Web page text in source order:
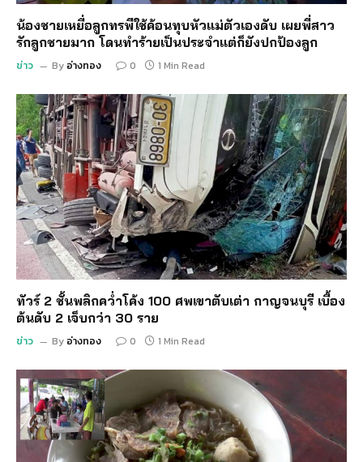
น้องชายเหยื่อลูกทรพีใช้ค้อนทุบหัวแม่ตัวเองดับ เผยพี่สาว
รักลูกชายมาก โดนทำร้ายเป็นประจำแต่ก็ยังปกป้องลูก
ข่าว By อ่างทอง 0 1 Min Read
ทัวร์ 2 ชั้นพลิกคว่ำโค้ง 100 ศพเขาตับเต่า กาญจนบุรี เบื้อง
ต้นดับ 2 เจ็บกว่า 30 ราย
ข่าว By อ่างทอง 0 1 Min Read